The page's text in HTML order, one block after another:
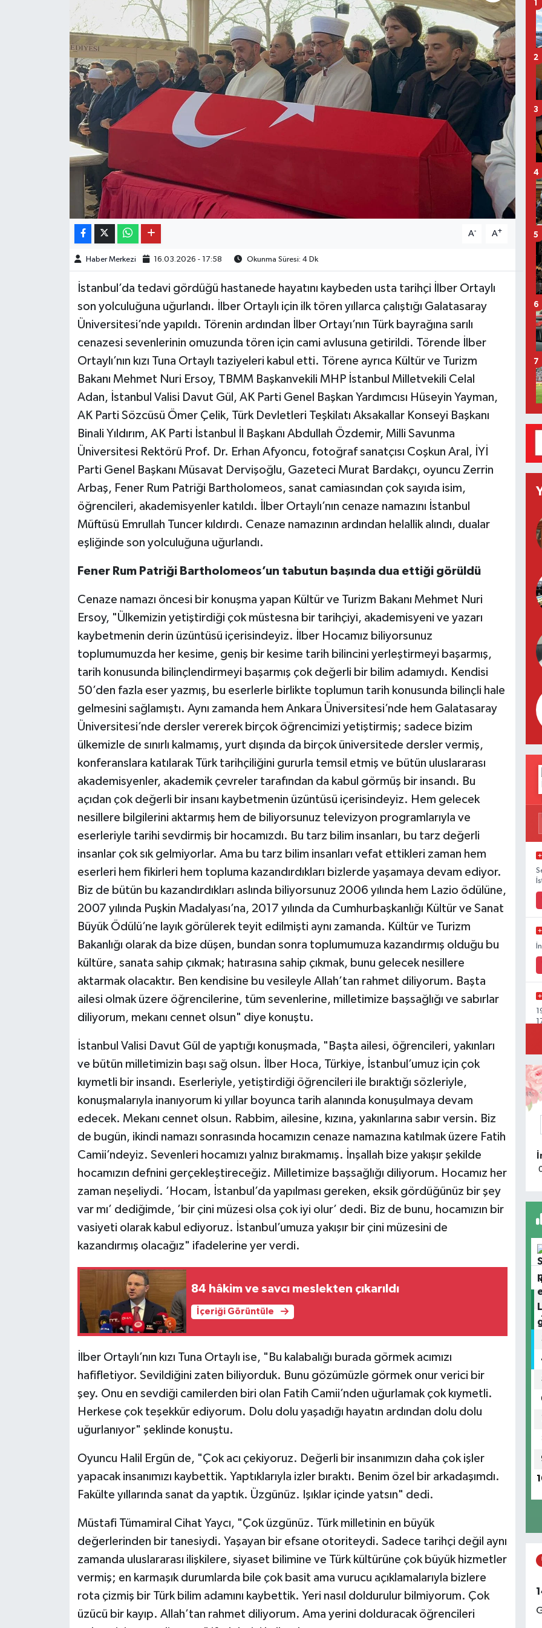
A- A+
Haber Merkezi 16.03.2026 - 17:58 Okunma Süresi: 4 Dk
İstanbul’da tedavi gördüğü hastanede hayatını kaybeden usta tarihçi İlber Ortaylı
son yolculuğuna uğurlandı. İlber Ortaylı için ilk tören yıllarca çalıştığı Galatasaray
Üniversitesi’nde yapıldı. Törenin ardından İlber Ortayı’nın Türk bayrağına sarılı
cenazesi sevenlerinin omuzunda tören için cami avlusuna getirildi. Törende İlber
Ortaylı’nın kızı Tuna Ortaylı taziyeleri kabul etti. Törene ayrıca Kültür ve Turizm
Bakanı Mehmet Nuri Ersoy, TBMM Başkanvekili MHP İstanbul Milletvekili Celal
Adan, İstanbul Valisi Davut Gül, AK Parti Genel Başkan Yardımcısı Hüseyin Yayman,
AK Parti Sözcüsü Ömer Çelik, Türk Devletleri Teşkilatı Aksakallar Konseyi Başkanı
Binali Yıldırım, AK Parti İstanbul İl Başkanı Abdullah Özdemir, Milli Savunma
Üniversitesi Rektörü Prof. Dr. Erhan Afyoncu, fotoğraf sanatçısı Coşkun Aral, İYİ
Parti Genel Başkanı Müsavat Dervişoğlu, Gazeteci Murat Bardakçı, oyuncu Zerrin
Arbaş, Fener Rum Patriği Bartholomeos, sanat camiasından çok sayıda isim,
öğrencileri, akademisyenler katıldı. İlber Ortaylı’nın cenaze namazını İstanbul
Müftüsü Emrullah Tuncer kıldırdı. Cenaze namazının ardından helallik alındı, dualar
eşliğinde son yolculuğuna uğurlandı.
Fener Rum Patriği Bartholomeos’un tabutun başında dua ettiği görüldü
Cenaze namazı öncesi bir konuşma yapan Kültür ve Turizm Bakanı Mehmet Nuri
Ersoy, "Ülkemizin yetiştirdiği çok müstesna bir tarihçiyi, akademisyeni ve yazarı
kaybetmenin derin üzüntüsü içerisindeyiz. İlber Hocamız biliyorsunuz
toplumumuzda her kesime, geniş bir kesime tarih bilincini yerleştirmeyi başarmış,
tarih konusunda bilinçlendirmeyi başarmış çok değerli bir bilim adamıydı. Kendisi
50’den fazla eser yazmış, bu eserlerle birlikte toplumun tarih konusunda bilinçli hale
gelmesini sağlamıştı. Aynı zamanda hem Ankara Üniversitesi’nde hem Galatasaray
Üniversitesi’nde dersler vererek birçok öğrencimizi yetiştirmiş; sadece bizim
ülkemizle de sınırlı kalmamış, yurt dışında da birçok üniversitede dersler vermiş,
konferanslara katılarak Türk tarihçiliğini gururla temsil etmiş ve bütün uluslararası
akademisyenler, akademik çevreler tarafından da kabul görmüş bir insandı. Bu
açıdan çok değerli bir insanı kaybetmenin üzüntüsü içerisindeyiz. Hem gelecek
nesillere bilgilerini aktarmış hem de biliyorsunuz televizyon programlarıyla ve
eserleriyle tarihi sevdirmiş bir hocamızdı. Bu tarz bilim insanları, bu tarz değerli
insanlar çok sık gelmiyorlar. Ama bu tarz bilim insanları vefat ettikleri zaman hem
eserleri hem fikirleri hem topluma kazandırdıkları bizlerde yaşamaya devam ediyor.
Biz de bütün bu kazandırdıkları aslında biliyorsunuz 2006 yılında hem Lazio ödülüne,
2007 yılında Puşkin Madalyası’na, 2017 yılında da Cumhurbaşkanlığı Kültür ve Sanat
Büyük Ödülü’ne layık görülerek teyit edilmişti aynı zamanda. Kültür ve Turizm
Bakanlığı olarak da bize düşen, bundan sonra toplumumuza kazandırmış olduğu bu
kültüre, sanata sahip çıkmak; hatırasına sahip çıkmak, bunu gelecek nesillere
aktarmak olacaktır. Ben kendisine bu vesileyle Allah’tan rahmet diliyorum. Başta
ailesi olmak üzere öğrencilerine, tüm sevenlerine, milletimize başsağlığı ve sabırlar
diliyorum, mekanı cennet olsun" diye konuştu.
İstanbul Valisi Davut Gül de yaptığı konuşmada, "Başta ailesi, öğrencileri, yakınları
ve bütün milletimizin başı sağ olsun. İlber Hoca, Türkiye, İstanbul’umuz için çok
kıymetli bir insandı. Eserleriyle, yetiştirdiği öğrencileri ile bıraktığı sözleriyle,
konuşmalarıyla inanıyorum ki yıllar boyunca tarih alanında konuşulmaya devam
edecek. Mekanı cennet olsun. Rabbim, ailesine, kızına, yakınlarına sabır versin. Biz
de bugün, ikindi namazı sonrasında hocamızın cenaze namazına katılmak üzere Fatih
Camii’ndeyiz. Sevenleri hocamızı yalnız bırakmamış. İnşallah bize yakışır şekilde
hocamızın defnini gerçekleştireceğiz. Milletimize başsağlığı diliyorum. Hocamız her
zaman neşeliydi. ’Hocam, İstanbul’da yapılması gereken, eksik gördüğünüz bir şey
var mı’ dediğimde, ’bir çini müzesi olsa çok iyi olur’ dedi. Biz de bunu, hocamızın bir
vasiyeti olarak kabul ediyoruz. İstanbul’umuza yakışır bir çini müzesini de
kazandırmış olacağız" ifadelerine yer verdi.
84 hâkim ve savcı meslekten çıkarıldı
İçeriği Görüntüle
İlber Ortaylı’nın kızı Tuna Ortaylı ise, "Bu kalabalığı burada görmek acımızı
hafifletiyor. Sevildiğini zaten biliyorduk. Bunu gözümüzle görmek onur verici bir
şey. Onu en sevdiği camilerden biri olan Fatih Camii’nden uğurlamak çok kıymetli.
Herkese çok teşekkür ediyorum. Dolu dolu yaşadığı hayatın ardından dolu dolu
uğurlanıyor" şeklinde konuştu.
Oyuncu Halil Ergün de, "Çok acı çekiyoruz. Değerli bir insanımızın daha çok işler
yapacak insanımızı kaybettik. Yaptıklarıyla izler bıraktı. Benim özel bir arkadaşımdı.
Fakülte yıllarında sanat da yaptık. Üzgünüz. Işıklar içinde yatsın" dedi.
Müstafi Tümamiral Cihat Yaycı, "Çok üzgünüz. Türk milletinin en büyük
değerlerinden bir tanesiydi. Yaşayan bir efsane otoriteydi. Sadece tarihçi değil aynı
zamanda uluslararası ilişkilere, siyaset bilimine ve Türk kültürüne çok büyük hizmetler
vermiş; en karmaşık durumlarda bile çok basit ama vurucu açıklamalarıyla bizlere
rota çizmiş bir Türk bilim adamını kaybettik. Yeri nasıl doldurulur bilmiyorum. Çok
üzücü bir kayıp. Allah’tan rahmet diliyorum. Ama yerini dolduracak öğrencileri
1
2
3
4
5
6
7
OTO DETAY
SAĞLIK
SON DAKİKA
FİNANS